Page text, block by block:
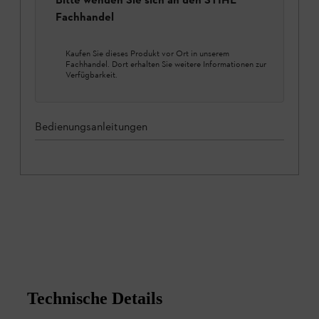
Fachhandel
Kaufen Sie dieses Produkt vor Ort in unserem
Fachhandel. Dort erhalten Sie weitere Informationen zur
Verfügbarkeit.
Bedienungsanleitungen
Technische Details